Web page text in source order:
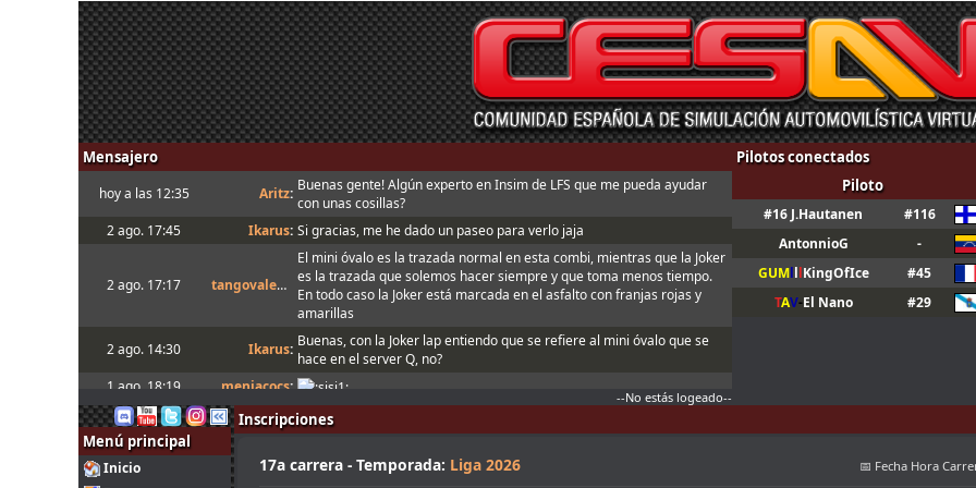
Mensajero Pilotos conectados
hoy a las 12:35 Aritz: Buenas gente! Algún experto en Insim de LFS que me pueda ayudar
con unas cosillas?
2 ago. 17:45
Ikarus: Si gracias, me he dado un paseo para verlo jaja
2 ago. 17:17 tangovalens
El mini óvalo es la trazada normal en esta combi, mientras que la Joker
es la trazada que solemos hacer siempre y que toma menos tiempo.
En todo caso la Joker está marcada en el asfalto con franjas rojas y
amarillas
2 ago. 14:30
Ikarus: Buenas, con la Joker lap entiendo que se refiere al mini óvalo que se
hace en el server Q, no?
1 ago. 18:19
menjacocs:
1 ago. 7:07
tangovalens :"A fondo o a casa"
31 jul. 14:13
johneysvk
31 jul. 12:40
camtawn : Menjacocs, ten agallas y T1 ; *en ; Y t3, a fondo o a casa
Piloto
#16 J.Hautanen #116
AntonnioG
-
GUMlllKingOfIce #45
TAV-El Nano #29
--No estás logeado--
Menú principal
Inicio
Inscripciones
17a carrera - Temporada: Liga 2026 📅 Fecha Hora